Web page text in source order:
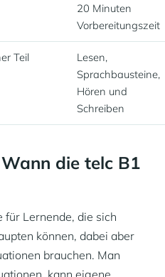
20 Minuten
Vorbereitungszeit
Teil
Lesen,
Sprachbausteine,
Hören und
Schreiben
die telc B1
Lernende, die sich
können, dabei aber
brauchen. Man